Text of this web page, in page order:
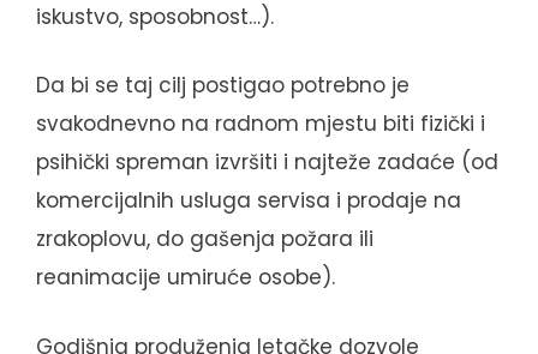
iskustvo, sposobnost…).
Da bi se taj cilj postigao potrebno je
svakodnevno na radnom mjestu biti fizički i
psihički spreman izvršiti i najteže zadaće (od
komercijalnih usluga servisa i prodaje na
zrakoplovu, do gašenja požara ili
reanimacije umiruće osobe).
Godišnja produženja letačke dozvole